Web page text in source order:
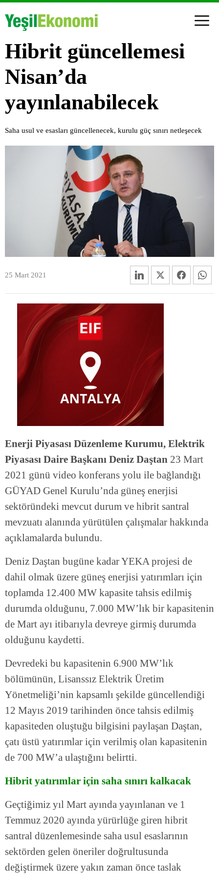
Hibrit güncellemesi
Nisan’da
yayınlanabilecek
Saha usul ve esasları güncellenecek, kurulu güç sınırı netleşecek
25 Mart 2021
Enerji Piyasası Düzenleme Kurumu, Elektrik
Piyasası Daire Başkanı Deniz Daştan 23 Mart
2021 günü video konferans yolu ile bağlandığı
GÜYAD Genel Kurulu’nda güneş enerjisi
sektöründeki mevcut durum ve hibrit santral
mevzuatı alanında yürütülen çalışmalar hakkında
açıklamalarda bulundu.
Deniz Daştan bugüne kadar YEKA projesi de
dahil olmak üzere güneş enerjisi yatırımları için
toplamda 12.400 MW kapasite tahsis edilmiş
durumda olduğunu, 7.000 MW’lık bir kapasitenin
de Mart ayı itibarıyla devreye girmiş durumda
olduğunu kaydetti.
Devredeki bu kapasitenin 6.900 MW’lık
bölümünün, Lisanssız Elektrik Üretim
Yönetmeliği’nin kapsamlı şekilde güncellendiği
12 Mayıs 2019 tarihinden önce tahsis edilmiş
kapasiteden oluştuğu bilgisini paylaşan Daştan,
çatı üstü yatırımlar için verilmiş olan kapasitenin
de 700 MW’a ulaştığını belirtti.
Hibrit yatırımlar için saha sınırı kalkacak
Geçtiğimiz yıl Mart ayında yayınlanan ve 1
Temmuz 2020 ayında yürürlüğe giren hibrit
santral düzenlemesinde saha usul esaslarının
sektörden gelen öneriler doğrultusunda
değiştirmek üzere yakın zaman önce taslak